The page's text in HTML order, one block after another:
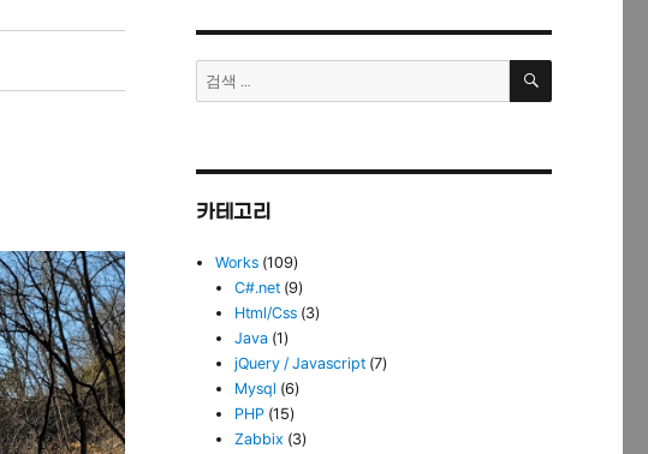
검
색:
검
카테고리
Works (109)
C#.net (9)
Html/Css (3)
Java (1)
jQuery / Javascript (7)
Mysql (6)
PHP (15)
Zabbix (3)